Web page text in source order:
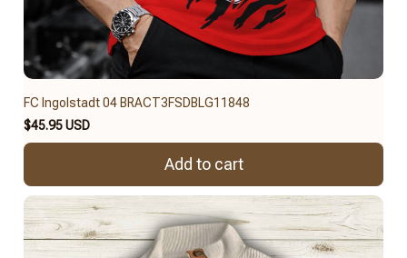
FC Ingolstadt 04 BRACT3FSDBLG11848
$45.95 USD
Add to cart